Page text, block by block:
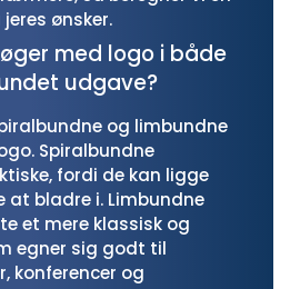
ønsker.
med logo i både
udgave?
og limbundne
Spiralbundne
fordi de kan ligge
at bladre i. Limbundne
et mere klassisk og
egner sig godt til
konferencer og